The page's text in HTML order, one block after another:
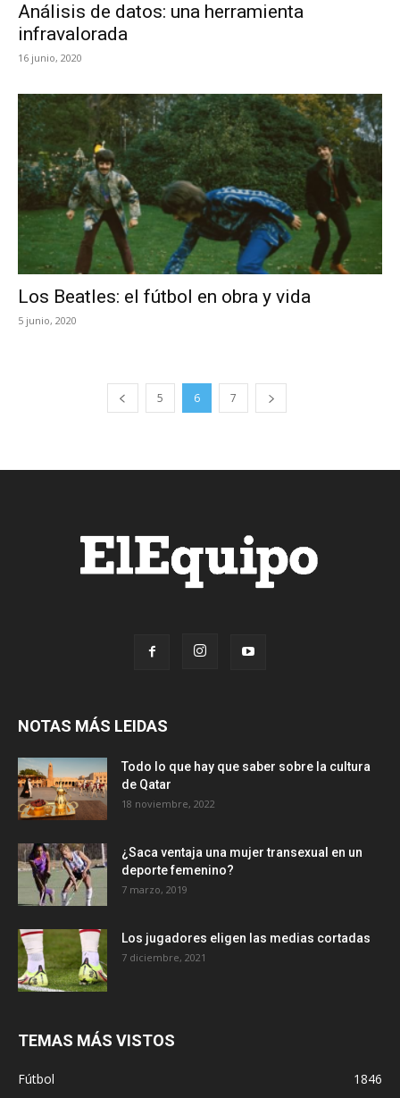
Análisis de datos: una herramienta
infravalorada
16 junio, 2020
Los Beatles: el fútbol en obra y vida
5 junio, 2020
5 6 7
NOTAS MÁS LEIDAS
Todo lo que hay que saber sobre la cultura
de Qatar
18 noviembre, 2022
¿Saca ventaja una mujer transexual en un
deporte femenino?
7 marzo, 2019
Los jugadores eligen las medias cortadas
7 diciembre, 2021
TEMAS MÁS VISTOS
Fútbol
1846